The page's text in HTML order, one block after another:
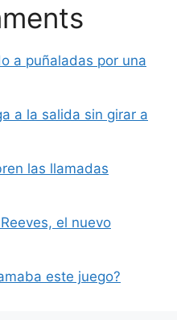
a puñaladas por una
a la salida sin girar a
las llamadas
el nuevo
este juego?